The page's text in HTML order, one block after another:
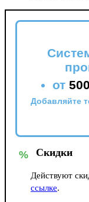
от
Добавляйте
% Скидки
Действуют
ссылке.